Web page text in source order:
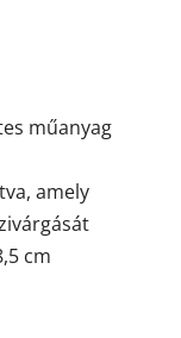
műanyag
amely
cm